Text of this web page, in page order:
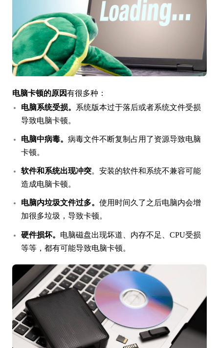
电脑卡顿的原因有很多种：
电脑系统受损。 系统版本过于落后或者系统文件受损
导致电脑卡顿。
电脑中病毒。 病毒文件不断复制占用了资源导致电脑
卡顿。
软件和系统出现冲突。安装的软件和系统不兼容可能
造成电脑卡顿。
电脑内垃圾文件过多。 使用时间久了之后电脑内会增
加很多垃圾，导致卡顿。
硬件损坏。 电脑磁盘出现坏道、内存不足、CPU受损
等等，都有可能导致电脑卡顿。